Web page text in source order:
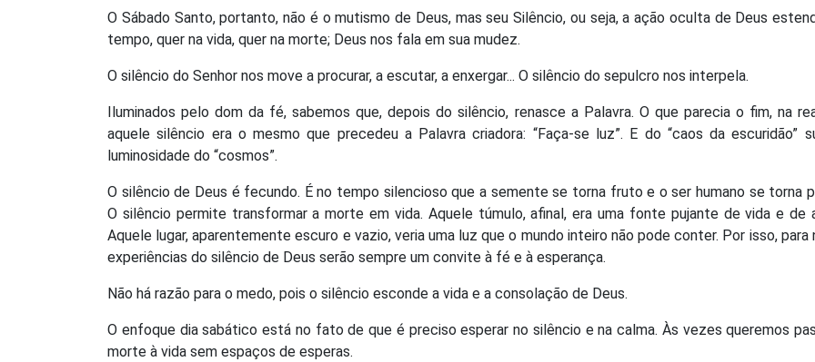
O Sábado Santo, portanto, não é o mutismo de Deus, mas seu Silêncio, ou seja, a ação oculta de Deus
tempo, quer na vida, quer na morte; Deus nos fala em sua mudez.
O silêncio do Senhor nos move a procurar, a escutar, a enxergar... O silêncio do sepulcro nos interpela.
Iluminados pelo dom da fé, sabemos que, depois do silêncio, renasce a Palavra. O que parecia o fim, na
aquele silêncio era o mesmo que precedeu a Palavra criadora: “Faça-se luz”. E do “caos da escuridão”
luminosidade do “cosmos”.
O silêncio de Deus é fecundo. É no tempo silencioso que a semente se torna fruto e o ser humano se torna
O silêncio permite transformar a morte em vida. Aquele túmulo, afinal, era uma fonte pujante de vida e de
Aquele lugar, aparentemente escuro e vazio, veria uma luz que o mundo inteiro não pode conter. Por isso, para
experiências do silêncio de Deus serão sempre um convite à fé e à esperança.
Não há razão para o medo, pois o silêncio esconde a vida e a consolação de Deus.
O enfoque dia sabático está no fato de que é preciso esperar no silêncio e na calma. Às vezes queremos
morte à vida sem espaços de esperas.